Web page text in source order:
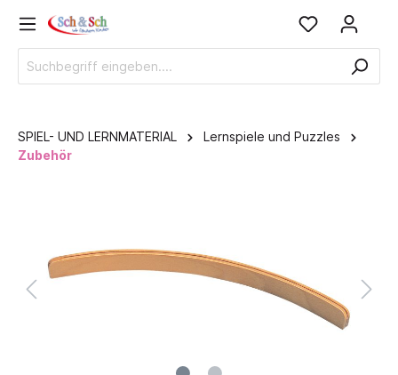
SPIEL- UND LERNMATERIAL
Lernspiele und Puzzles
Zubehör